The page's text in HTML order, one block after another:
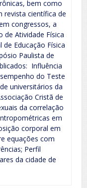
bem como
revista científica de
congressos, a
de Atividade Física
Educação Física
Paulista de
Influência
do Teste
universitários da
Cristã de
da correlação
em
corporal em
equações com
Perfil
da cidade de